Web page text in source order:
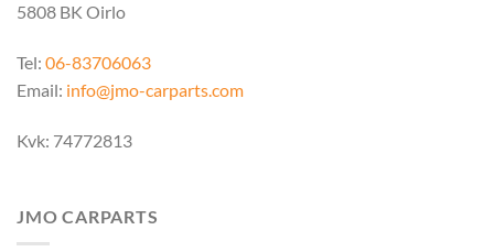
5808 BK Oirlo
Tel: 06-83706063
Email: info@jmo-carparts.com
Kvk: 74772813
JMO CARPARTS